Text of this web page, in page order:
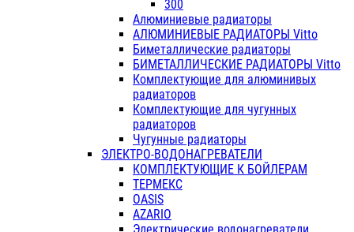
300
Алюминиевые радиаторы
АЛЮМИНИЕВЫЕ РАДИАТОРЫ Vitto
Биметаллические радиаторы
БИМЕТАЛЛИЧЕСКИЕ РАДИАТОРЫ Vitto
Комплектующие для алюминивых
радиаторов
Комплектующие для чугунных
радиаторов
Чугунные радиаторы
ЭЛЕКТРО-ВОДОНАГРЕВАТЕЛИ
КОМПЛЕКТУЮЩИЕ К БОЙЛЕРАМ
ТЕРМЕКС
OASIS
AZARIO